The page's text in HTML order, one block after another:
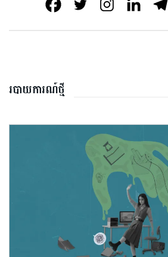
របាយការណ៍ថ្មី